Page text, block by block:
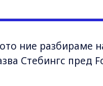
ние разбираме
Стебингс пред